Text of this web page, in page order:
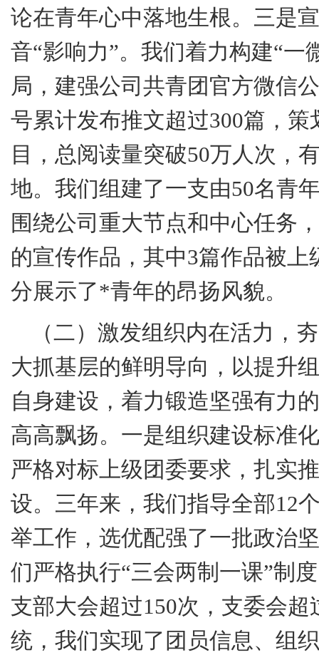
论在青年心中落地生根。 三是
音“影响力”。我们着力构建“一
局，建强公司共青团官方微信
号累计发布推文超过300篇，策
目，总阅读量突破50万人次，
地。我们组建了一支由50名青
围绕公司重大节点和中心任务
的宣传作品，其中3篇作品被上
分展示了*青年的昂扬风貌。
（二）激发组织内在活力，
大抓基层的鲜明导向，以提升
自身建设，着力锻造坚强有力
高高飘扬。 一是组织建设标准
严格对标上级团委要求，扎实
设。三年来，我们指导全部12
举工作，选优配强了一批政治
们严格执行“三会两制一课”制
支部大会超过150次，支委会超
统，我们实现了团员信息、组